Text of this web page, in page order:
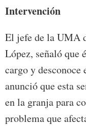
Intervención
El jefe de la UMA
López, señaló que
cargo y desconoce
anunció que esta
en la granja para
problema que